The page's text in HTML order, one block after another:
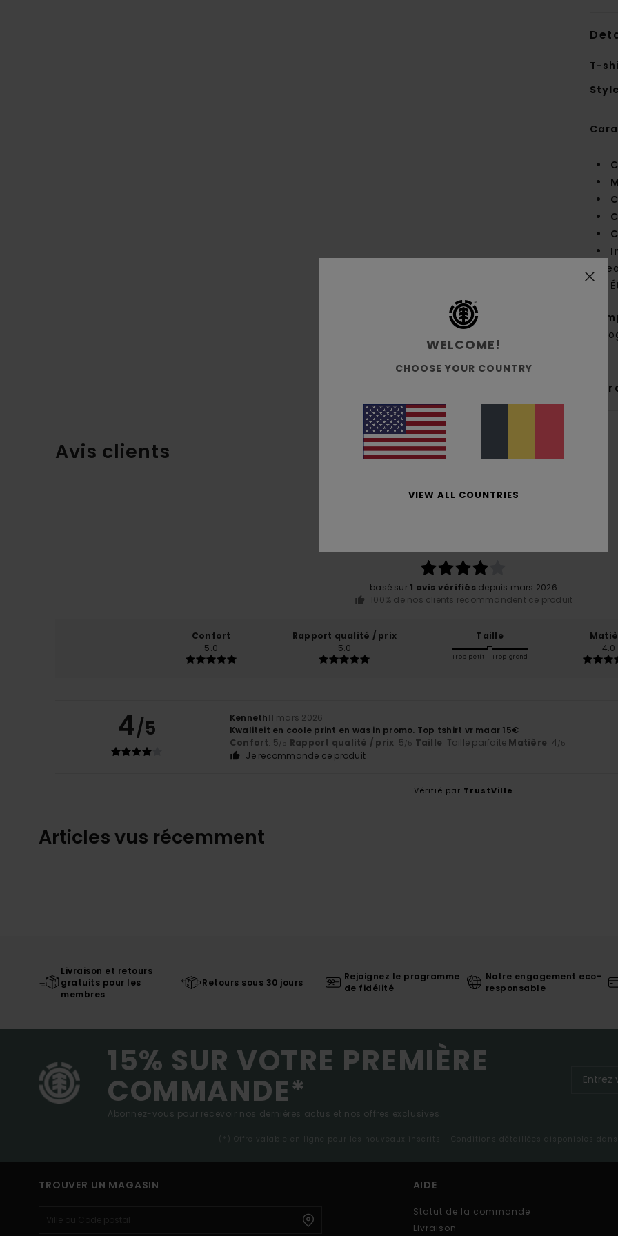
T-
Style
Avis clients
basé sur 1 avis vérifiés depuis mars 2026
100% de nos clients recommandent ce produit
Confort
5.0
Rapport qualité / prix
5.0
Taille
Trop petit Trop grand
4.0
4/5 Kenneth11 mars 2026
Kwaliteit en coole print en was in promo. Top tshirt vr maar 15€
Confort: 5/5 Rapport qualité / prix: 5/5 Taille: Taille parfaite Matière: 4/5
Je recommande ce produit
Vérifié par TrustVille
Articles vus récemment
Livraison et retours
gratuits pour les
membres
Retours sous 30 jours
Rejoignez le programme
de fidélité
Notre engagement eco-
responsable
15% SUR VOTRE PREMIÈRE
COMMANDE*
Abonnez-vous pour recevoir nos dernières actus et nos offres exclusives.
(*) Offre valable en ligne pour les nouveaux inscrits - Conditions détaillées disponibles dans
TROUVER UN MAGASIN AIDE
Statut de la commande
Livraison
WELCOME!
CHOOSE YOUR COUNTRY
VIEW ALL COUNTRIES